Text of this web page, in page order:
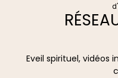
Eveil spirituel, vidéos